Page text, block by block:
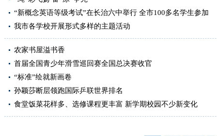
“新概念英语等级考试”在长治六中举行 全市100多名学生参加
我市各学校开展形式多样的主题活动
农家书屋溢书香
首届全国青少年滑雪巡回赛全国总决赛收官
“标准”绘就新画卷
孙颖莎断层领跑国际乒联世界排名
食堂饭菜花样多、选修课程更丰富 新学期校园不少新变化